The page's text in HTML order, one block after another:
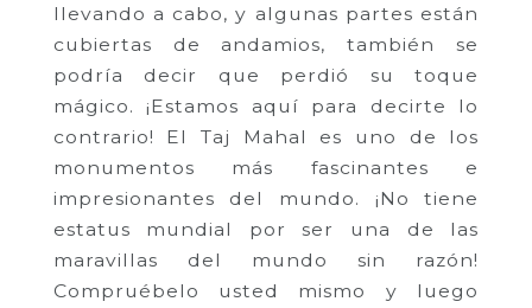
llevando a cabo, y algunas partes están
cubiertas de andamios, también se
podría decir que perdió su toque
mágico. ¡Estamos aquí para decirte lo
contrario! El Taj Mahal es uno de los
monumentos más fascinantes e
impresionantes del mundo. ¡No tiene
estatus mundial por ser una de las
maravillas del mundo sin razón!
Compruébelo usted mismo y luego